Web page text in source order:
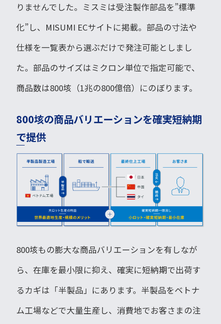
りませんでした。ミスミは受注製作部品を”標準
化”し、MISUMI ECサイトに掲載。部品の寸法や
仕様を一覧表から選ぶだけで発注可能としまし
た。部品のサイズはミクロン単位で指定可能で、
商品数は800垓（1兆の800億倍）にのぼります。
800垓の商品バリエーションを確実短納期
で提供
800垓もの膨大な商品バリエーションを有しなが
ら、在庫を最小限に抑え、確実に短納期で出荷す
るカギは「半製品」にあります。半製品をベトナ
ム工場などで大量生産し、消費地でお客さまの注